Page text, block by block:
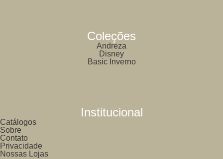
Coleções
Andreza
Disney
Basic Inverno
Institucional
Catálogos
Sobre
Contato
Privacidade
Nossas Lojas